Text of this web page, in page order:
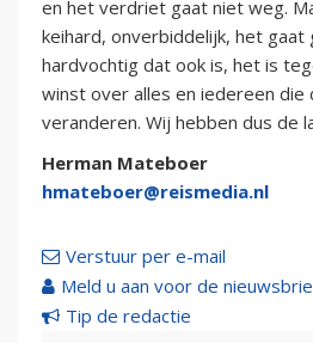
en het verdriet gaat niet weg.
keihard, onverbiddelijk, het
hardvochtig dat ook is, het is
winst over alles en iedereen die
veranderen. Wij hebben dus de
Herman Mateboer
hmateboer@reismedia.nl
Verstuur per e-mail
Meld u aan voor de
Tip de redactie